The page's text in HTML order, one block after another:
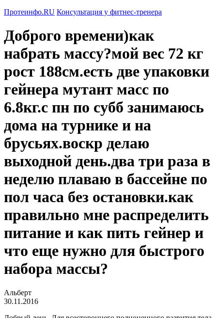
Протеинфо.RU Консультация у фитнес-тренера
Доброго времени)как
набрать массу?мой вес 72 кг
рост 188см.есть две упаковки
гейнера мутант масс по
6.8кг.с пн по субб занимаюсь
дома на турнике и на
брусьях.воскр делаю
выходной день.два три раза в
неделю плаваю в бассейне по
пол часа без остановки.как
правильно мне распределить
питание и как пить гейнер и
что еще нужно для быстрого
набора массы?
Альберт
30.11.2016